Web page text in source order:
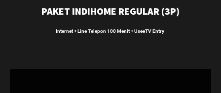
PAKET INDIHOME REGULAR (3P)
Internet + Line Telepon 100 Menit + UseeTV Entry